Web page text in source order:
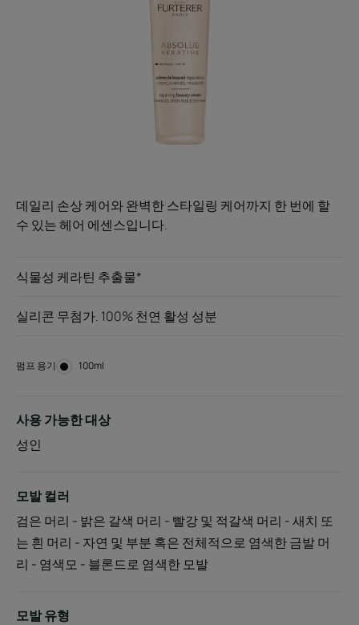
데일리 손상 케어와 완벽한 스타일링 케어까지 한 번에 할
수 있는 헤어 에센스입니다.
식물성 케라틴 추출물*
실리콘 무첨가. 100% 천연 활성 성분
펌프 용기
펌
100ml
사용 가능한 대상
성인
모발 컬러
검은 머리 - 밝은 갈색 머리 - 빨강 및 적갈색 머리 - 새치 또
는 흰 머리 - 자연 및 부분 혹은 전체적으로 염색한 금발 머
리 - 염색모 - 블론드로 염색한 모발
모발 유형